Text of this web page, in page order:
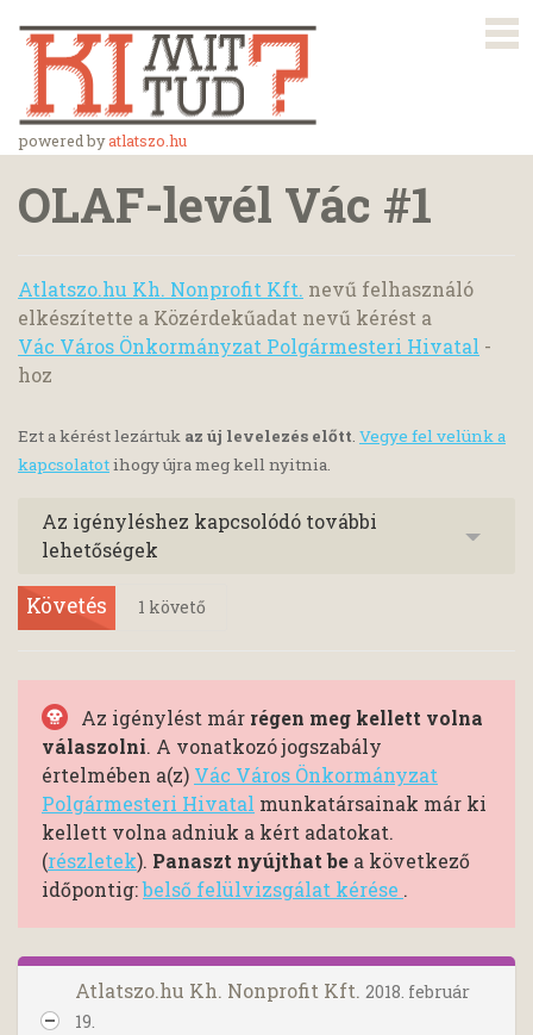
powered byatlatszo.hu
OLAF-levél Vác #1
Atlatszo.hu Kh. Nonprofit Kft. nevű felhasználó
elkészítette a Közérdekűadat nevű kérést a
Vác Város Önkormányzat Polgármesteri Hivatal -
hoz
Ezt a kérést lezártuk az új levelezés előtt. Vegye fel velünk a
kapcsolatotihogy újra meg kell nyitnia.
Az igényléshez kapcsolódó további
lehetőségek
Követés 1 követő
Az igénylést már régen meg kellett volna
válaszolni. A vonatkozó jogszabály
értelmében a(z) Vác Város Önkormányzat
Polgármesteri Hivatal munkatársainak már ki
kellett volna adniuk a kért adatokat.
(részletek). Panaszt nyújthat be a következő
időpontig:belső felülvizsgálat kérése .
Atlatszo.hu Kh. Nonprofit Kft. 2018. február
19.